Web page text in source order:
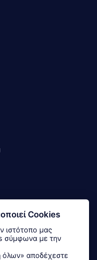
Cookies
ιστότοπο μας
σύμφωνα με την